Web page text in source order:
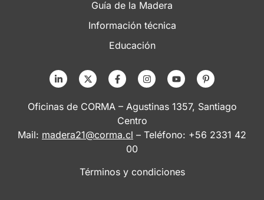
Guía de la Madera
Información técnica
Educación
Oficinas de CORMA – Agustinas 1357, Santiago
Centro
Mail: madera21@corma.cl – Teléfono: +56 2331 42
00
Términos y condiciones